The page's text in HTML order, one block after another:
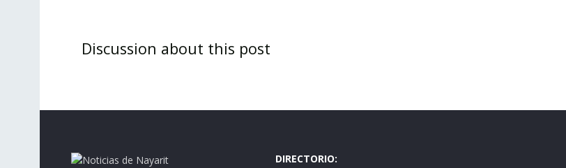
Discussion about this post
DIRECTORIO: